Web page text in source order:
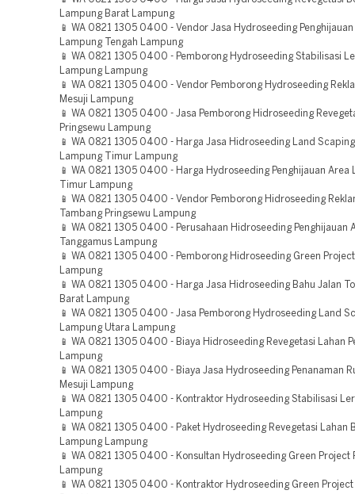
Lampung Barat Lampung
📱 WA 0821 1305 0400 - Vendor Jasa Hydroseeding Penghijauan
Lampung Tengah Lampung
📱 WA 0821 1305 0400 - Pemborong Hydroseeding Stabilisasi
Lampung Lampung
📱 WA 0821 1305 0400 - Vendor Pemborong Hydroseeding
Mesuji Lampung
📱 WA 0821 1305 0400 - Jasa Pemborong Hidroseeding
Pringsewu Lampung
📱 WA 0821 1305 0400 - Harga Jasa Hidroseeding Land
Lampung Timur Lampung
📱 WA 0821 1305 0400 - Harga Hydroseeding Penghijauan Area
Timur Lampung
📱 WA 0821 1305 0400 - Vendor Pemborong Hidroseeding
Tambang Pringsewu Lampung
📱 WA 0821 1305 0400 - Perusahaan Hidroseeding Penghijauan
Tanggamus Lampung
📱 WA 0821 1305 0400 - Pemborong Hidroseeding Green
Lampung
📱 WA 0821 1305 0400 - Harga Jasa Hidroseeding Bahu Jalan
Barat Lampung
📱 WA 0821 1305 0400 - Jasa Pemborong Hydroseeding Land
Lampung Utara Lampung
📱 WA 0821 1305 0400 - Biaya Hidroseeding Revegetasi Lahan
Lampung
📱 WA 0821 1305 0400 - Biaya Jasa Hydroseeding Penanaman
Mesuji Lampung
📱 WA 0821 1305 0400 - Kontraktor Hydroseeding Stabilisasi
Lampung
📱 WA 0821 1305 0400 - Paket Hydroseeding Revegetasi Lahan
Lampung Lampung
📱 WA 0821 1305 0400 - Konsultan Hydroseeding Green Project
Lampung
📱 WA 0821 1305 0400 - Kontraktor Hydroseeding Green